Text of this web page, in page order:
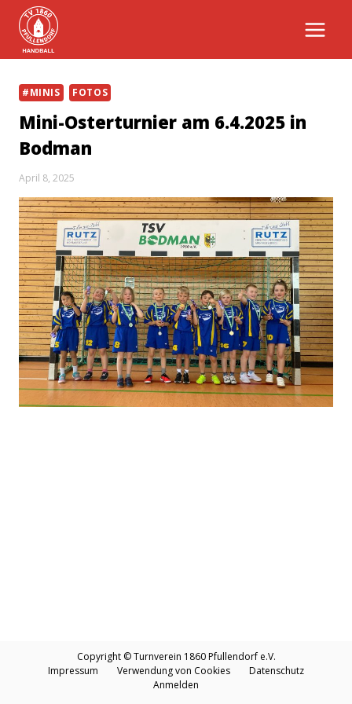
Inhalt
springen
#MINIS FOTOS
Mini-Osterturnier am 6.4.2025 in
Bodman
April 8, 2025
Copyright © Turnverein 1860 Pfullendorf e.V.
Impressum
Verwendung von Cookies
Datenschutz
Anmelden